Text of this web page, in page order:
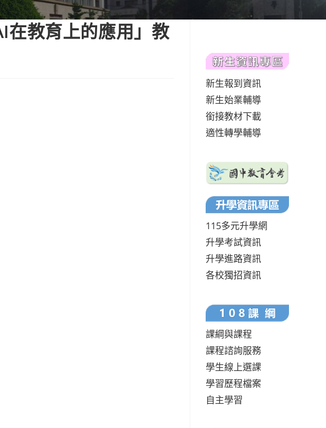
在教育上的應用」教
新生報到資訊
新生始業輔導
銜接教材下載
適性轉學輔導
115多元升學網
升學考試資訊
升學進路資訊
各校獨招資訊
課綱與課程
課程諮詢服務
學生線上選課
學習歷程檔案
自主學習